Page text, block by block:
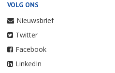
VOLG ONS
Nieuwsbrief
Twitter
Facebook
LinkedIn